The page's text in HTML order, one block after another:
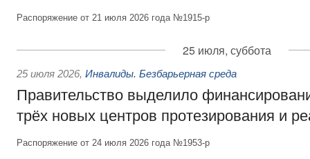
Распоряжение от 21 июля 2026 года №1915-р
25 июля, суббота
25 июля 2026, Инвалиды. Безбарьерная среда
Правительство выделило
трёх новых центров протезирования и
Распоряжение от 24 июля 2026 года №1953-р